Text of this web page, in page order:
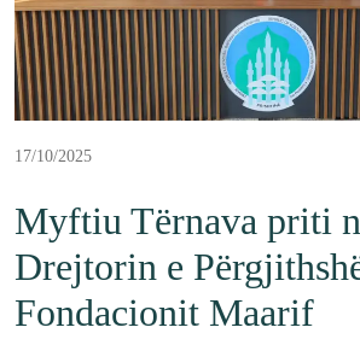
17/10/2025
Myftiu Tërnava priti
Drejtorin e
Fondacionit Maarif